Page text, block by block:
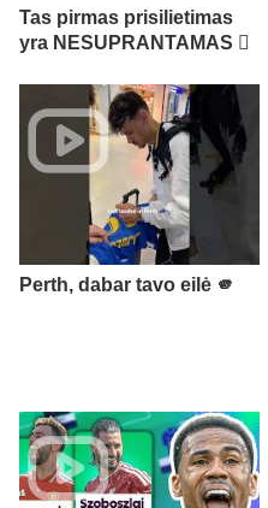
Tas pirmas prisilietimas
yra NESUPRANTAMAS 🫪
Perth, dabar tavo eilė 🫵